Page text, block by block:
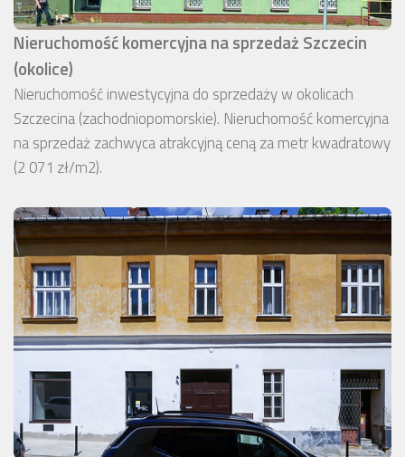
Nieruchomość komercyjna na sprzedaż Szczecin
(okolice)
Nieruchomość inwestycyjna do sprzedaży w okolicach
Szczecina (zachodniopomorskie). Nieruchomość komercyjna
na sprzedaż zachwyca atrakcyjną ceną za metr kwadratowy
(2 071 zł/m2).